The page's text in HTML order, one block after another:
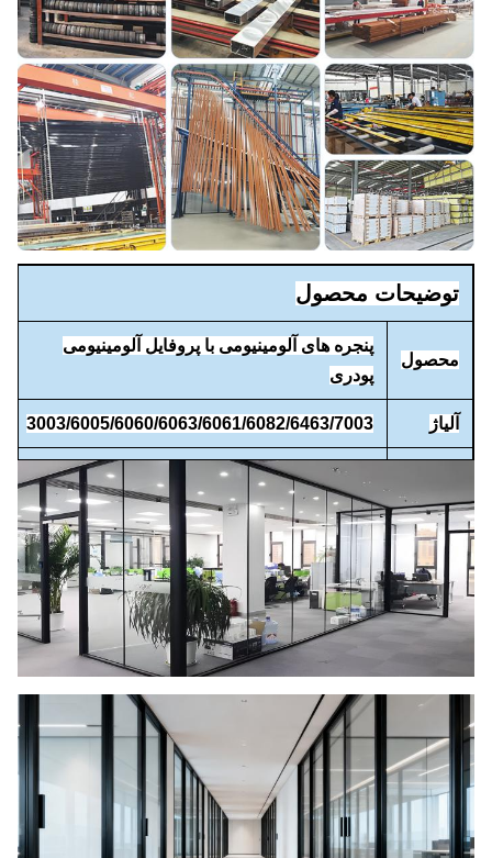
توضیحات محصول
محصول
پنجره های آلومینیومی با پروفایل آلومینیومی
پودری
آلیاژ 3003/6005/6060/6063/6061/6082/6463/7003
سطح
آسیاب های چوبی فرآوری شده/آنودیزه شده/پودر
پوشیده/نقاش چوبی و غیره
استفاده
به طور گسترده ای در ساخت و ساز و صنعت
استفاده می شود
بسته بندی داخلی با فیلم کوچک کننده و kraft